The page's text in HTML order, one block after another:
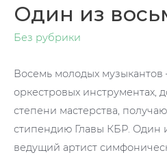
Один из
Без рубрики
Восемь молодых музыкантов
оркестровых инструментах,
степени мастерства,
стипендию Главы КБР. Один
ведущий артист